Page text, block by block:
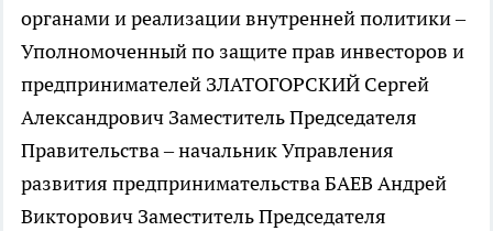
органами и реализации внутренней политики –
Уполномоченный по защите прав инвесторов и
предпринимателей ЗЛАТОГОРСКИЙ Сергей
Александрович Заместитель Председателя
Правительства – начальник Управления
развития предпринимательства БАЕВ Андрей
Викторович Заместитель Председателя